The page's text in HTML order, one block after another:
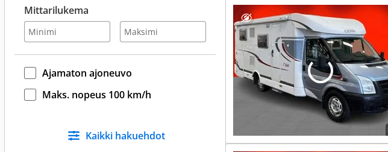
Mittarilukema
Ajamaton ajoneuvo
Maks. nopeus 100 km/h
Kaikki hakuehdot